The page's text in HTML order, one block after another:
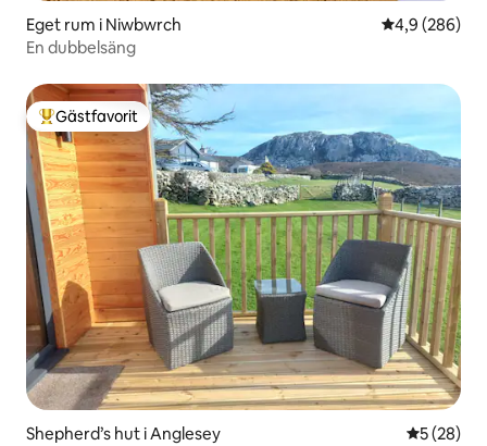
Eget rum i Niwbwrch 4,9 av 5 i
4,9 (286)
En dubbelsäng
Populär gästfavorit
Gästfavorit
Shepherd’s hut i Anglesey 5 av 5 i
5 (28)